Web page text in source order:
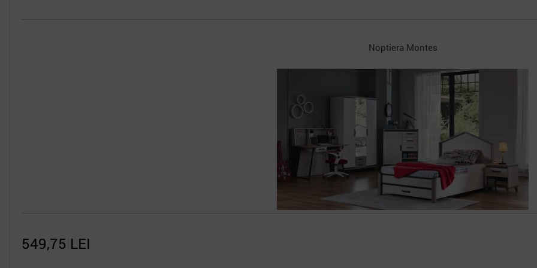
Pat Supraetajat Compact Montes
5.298,00 LEI